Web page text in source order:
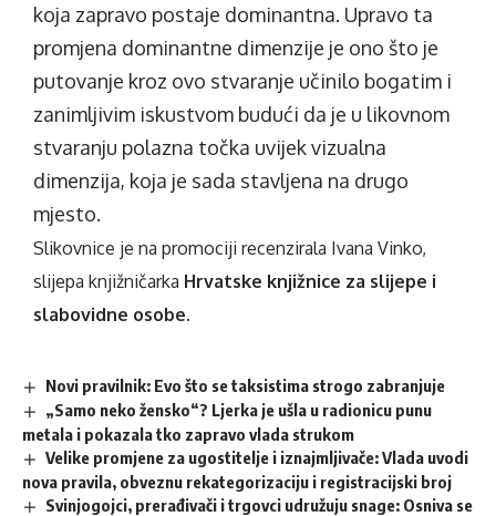
koja zapravo postaje dominantna. Upravo ta
promjena dominantne dimenzije je ono što je
putovanje kroz ovo stvaranje učinilo bogatim i
zanimljivim iskustvom budući da je u likovnom
stvaranju polazna točka uvijek vizualna
dimenzija, koja je sada stavljena na drugo
mjesto.
Slikovnice je na promociji recenzirala Ivana Vinko,
slijepa knjižničarka Hrvatske knjižnice za slijepe i
slabovidne osobe.
Novi pravilnik: Evo što se taksistima strogo zabranjuje
„Samo neko žensko“? Ljerka je ušla u radionicu punu
metala i pokazala tko zapravo vlada strukom
Velike promjene za ugostitelje i iznajmljivače: Vlada uvodi
nova pravila, obveznu rekategorizaciju i registracijski broj
Svinjogojci, prerađivači i trgovci udružuju snage: Osniva se